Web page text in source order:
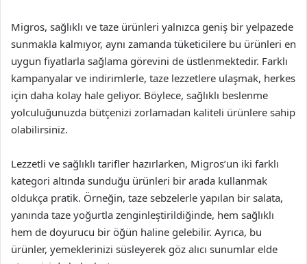
Migros, sağlıklı ve taze ürünleri yalnızca geniş bir yelpazede
sunmakla kalmıyor, aynı zamanda tüketicilere bu ürünleri en
uygun fiyatlarla sağlama görevini de üstlenmektedir. Farklı
kampanyalar ve indirimlerle, taze lezzetlere ulaşmak, herkes
için daha kolay hale geliyor. Böylece, sağlıklı beslenme
yolculuğunuzda bütçenizi zorlamadan kaliteli ürünlere sahip
olabilirsiniz.
Lezzetli ve sağlıklı tarifler hazırlarken, Migros’un iki farklı
kategori altında sunduğu ürünleri bir arada kullanmak
oldukça pratik. Örneğin, taze sebzelerle yapılan bir salata,
yanında taze yoğurtla zenginleştirildiğinde, hem sağlıklı
hem de doyurucu bir öğün haline gelebilir. Ayrıca, bu
ürünler, yemeklerinizi süsleyerek göz alıcı sunumlar elde